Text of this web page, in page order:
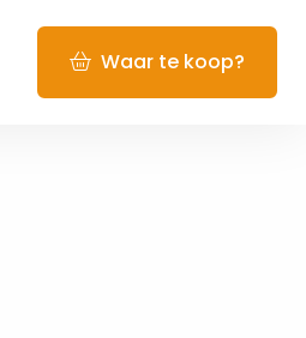
naar
Waar te koop?